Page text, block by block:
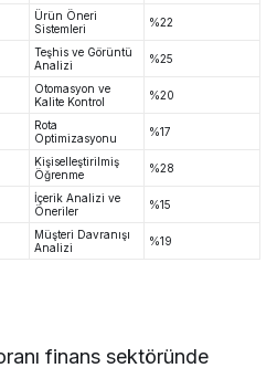
Ürün Öneri
Sistemleri
%22
Teşhis ve Görüntü
Analizi
%25
Otomasyon ve
Kalite Kontrol
%20
Rota
Optimizasyonu
%17
Kişiselleştirilmiş
Öğrenme
%28
İçerik Analizi ve
Öneriler
%15
Müşteri Davranışı
Analizi
%19
finans sektöründe